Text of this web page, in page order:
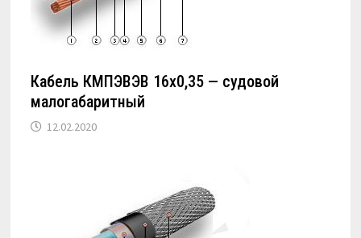
Кабель КМПЭВЭВ 16х0,35 — судовой
малогабаритный
12.02.2020